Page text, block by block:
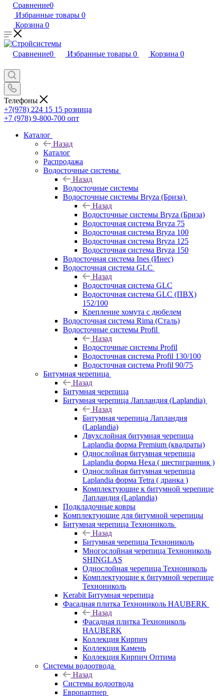
Сравнение0
Избранные товары 0
Корзина 0
Сравнение0 Избранные товары 0 Корзина 0
Телефоны
+7(978) 224 15 15 розница
+7 (978) 9-800-700 опт
Каталог
Назад
Каталог
Распродажа
Водосточные системы
Назад
Водосточные системы
Водосточные системы Bryza (Бриза)
Назад
Водосточные системы Bryza (Бриза)
Водосточная система Bryza 75
Водосточная система Bryza 100
Водосточная система Bryza 125
Водосточная система Bryza 150
Водосточная система Ines (Инес)
Водосточная система GLC
Назад
Водосточная система GLC
Водосточная система GLC (ПВХ)
152/100
Крепление хомута с дюбелем
Водосточная система Rima (Сталь)
Водосточные системы Profil
Назад
Водосточные системы Profil
Водосточная система Profil 130/100
Водосточная система Profil 90/75
Битумная черепица
Назад
Битумная черепица
Битумная черепица Лапландия (Laplandia)
Назад
Битумная черепица Лапландия
(Laplandia)
Двухслойная битумная черепица
Laplandia форма Premium (квадраты)
Однослойная битумная черепица
Laplandia форма Hexa ( шестигранник )
Однослойная битумная черепица
Laplandia форма Tetra ( дранка )
Комплектующие к битумной черепице
Лапландия (Laplandia)
Подкладочные ковры
Комплектующие для битумной черепицы
Битумная черепица Технониколь
Назад
Битумная черепица Технониколь
Многослойная черепица Технониколь
SHINGLAS
Однослойная черепица Технониколь
Комплектующие к битумной черепице
Технониколь
Kerabit Битумная черепица
Фасадная плитка Технониколь HAUBERK
Назад
Фасадная плитка Технониколь
HAUBERK
Кол​лекция Кирпич
Кол​лекция Камень
Коллекция Кирпич Оптима
Системы водоотвода
Назад
Системы водоотвода
Европартнер